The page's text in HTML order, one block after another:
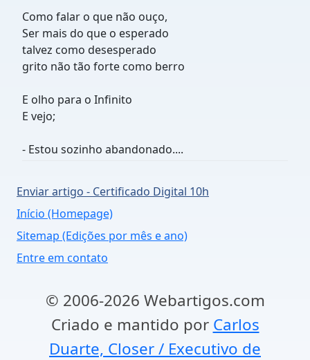
Como falar o que não ouço,
Ser mais do que o esperado
talvez como desesperado
grito não tão forte como berro
E olho para o Infinito
E vejo;
- Estou sozinho abandonado....
Enviar artigo - Certificado Digital 10h
Início (Homepage)
Sitemap (Edições por mês e ano)
Entre em contato
© 2006-2026 Webartigos.com
Criado e mantido por Carlos
Duarte, Closer / Executivo de